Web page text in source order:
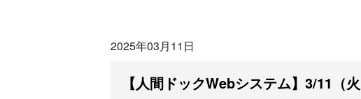
2025年03月11日
【人間ドックWebシステム】3/11（